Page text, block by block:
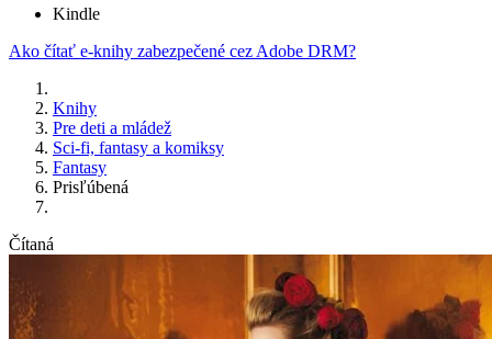
Kindle
Ako čítať e-knihy zabezpečené cez Adobe DRM?
Knihy
Pre deti a mládež
Sci-fi, fantasy a komiksy
Fantasy
Prisľúbená
Čítaná